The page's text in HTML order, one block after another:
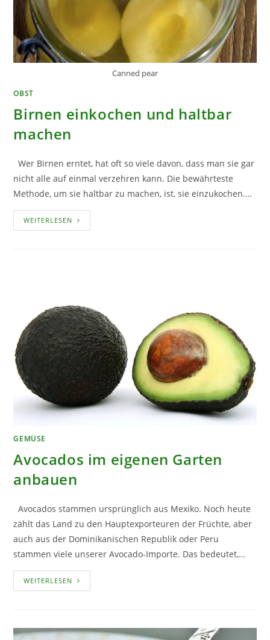
Canned pear
OBST
Birnen einkochen und haltbar
machen
Wer Birnen erntet, hat oft so viele davon, dass man sie gar
nicht alle auf einmal verzehren kann. Die bewährteste
Methode, um sie haltbar zu machen, ist, sie einzukochen.…
WEITERLESEN BIRNEN
EINKOCHEN
GEMÜSE
Avocados im eigenen Garten
anbauen
Avocados stammen ursprünglich aus Mexiko. Noch heute
zählt das Land zu den Hauptexporteuren der Früchte, aber
auch aus der Dominikanischen Republik oder Peru
stammen viele unserer Avocado-Importe. Das bedeutet,…
WEITERLESEN AVOCADOS
IM